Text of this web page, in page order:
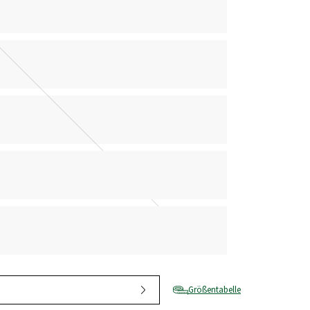
Größentabelle